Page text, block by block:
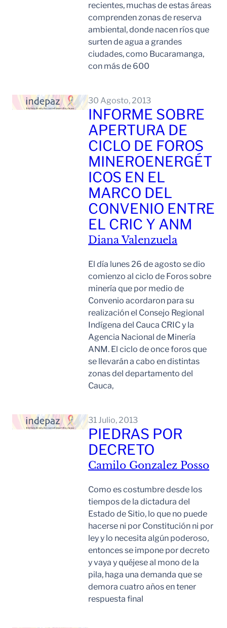
recientes, muchas de estas áreas
comprenden zonas de reserva
ambiental, donde nacen ríos que
surten de agua a grandes
ciudades, como Bucaramanga,
con más de 600
30 Agosto, 2013
INFORME SOBRE
APERTURA DE
CICLO DE FOROS
MINEROENERGÉT
ICOS EN EL
MARCO DEL
CONVENIO ENTRE
EL CRIC Y ANM
Diana Valenzuela
El día lunes 26 de agosto se dio
comienzo al ciclo de Foros sobre
minería que por medio de
Convenio acordaron para su
realización el Consejo Regional
Indígena del Cauca CRIC y la
Agencia Nacional de Minería
ANM. El ciclo de once foros que
se llevarán a cabo en distintas
zonas del departamento del
Cauca,
31 Julio, 2013
PIEDRAS POR
DECRETO
Camilo Gonzalez Posso
Como es costumbre desde los
tiempos de la dictadura del
Estado de Sitio, lo que no puede
hacerse ni por Constitución ni por
ley y lo necesita algún poderoso,
entonces se impone por decreto
y vaya y quéjese al mono de la
pila, haga una demanda que se
demora cuatro años en tener
respuesta final